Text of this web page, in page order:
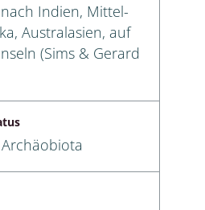
Indien, Mittel-
Australasien, auf
(Sims & Gerard